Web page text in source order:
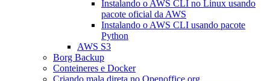
Instalando o AWS CLI no Linux usando
pacote oficial da AWS
Instalando o AWS CLI usando pacote
Python
AWS S3
Borg Backup
Conteineres e Docker
Criando mala direta no Openoffice.org